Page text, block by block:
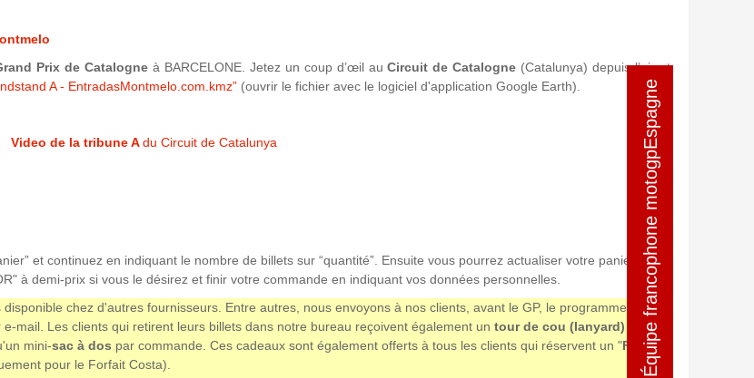
Équipe francophone motogpEspagne
Équipe francophone motogpEspagne
Prix de Catalogne à BARCELONE. Jetez un coup d’œil auCircuit de Catalogne (Catalunya) depuis l’air et
A - EntradasMontmelo.com.kmz” (ouvrir le fichier avec le logiciel d'application Google Earth).
Video de la tribune Adu Circuit de Catalunya
et continuez en indiquant le nombre de billets sur “quantité”. Ensuite vous pourrez actualiser votre panier et
à demi-prix si vous le désirez et finir votre commande en indiquant vos données personnelles.
chez d'autres fournisseurs. Entre autres, nous envoyons à nos clients, avant le GP, le programme
mail. Les clients qui retirent leurs billets dans notre bureau reçoivent également un tour de cou (lanyard) avec
mini-sac à dos par commande. Ces cadeaux sont également offerts à tous les clients qui réservent un "Forfait
pour le Forfait Costa).